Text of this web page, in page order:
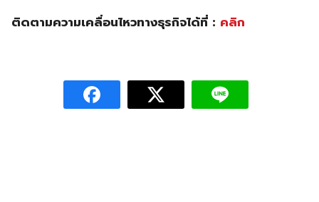
ติดตามความเคลื่อนไหวทางธุรกิจได้ที่ : คลิก